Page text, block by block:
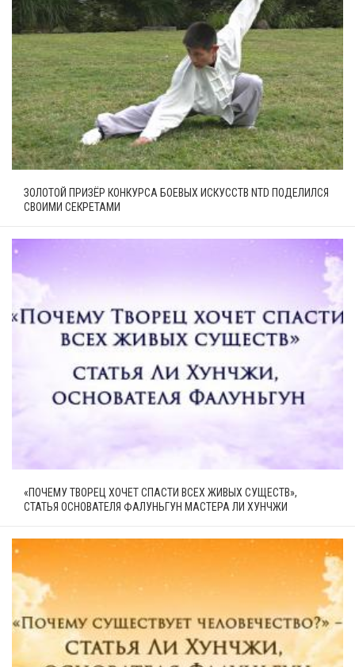
ЗОЛОТОЙ ПРИЗЁР КОНКУРСА БОЕВЫХ ИСКУССТВ NTD ПОДЕЛИЛСЯ
СВОИМИ СЕКРЕТАМИ
«ПОЧЕМУ ТВОРЕЦ ХОЧЕТ СПАСТИ ВСЕХ ЖИВЫХ СУЩЕСТВ»,
СТАТЬЯ ОСНОВАТЕЛЯ ФАЛУНЬГУН МАСТЕРА ЛИ ХУНЧЖИ